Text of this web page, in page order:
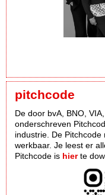
pitchcode
De door bvA, BNO,
onderschreven
industrie. De
werkbaar. Je leest er
Pitchcode is hierte